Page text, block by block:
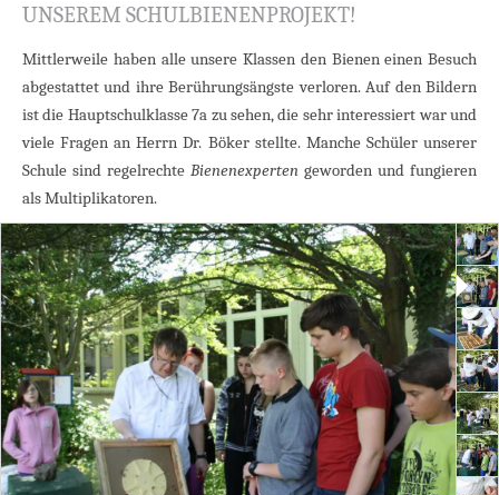
UNSEREM SCHULBIENENPROJEKT!
Mittlerweile haben alle unsere Klassen den Bienen einen Besuch
abgestattet und ihre Berührungsängste verloren. Auf den Bildern
ist die Hauptschulklasse 7a zu sehen, die sehr interessiert war und
viele Fragen an Herrn Dr. Böker stellte. Manche Schüler unserer
Schule sind regelrechte Bienenexperten geworden und fungieren
als Multiplikatoren.